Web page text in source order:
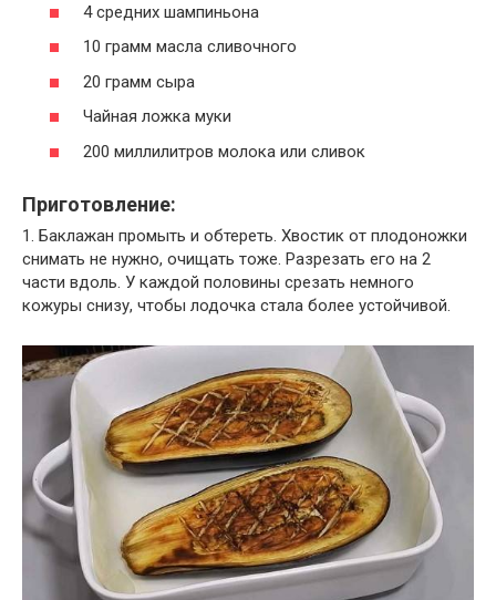
4 средних шампиньона
10 грамм масла сливочного
20 грамм сыра
Чайная ложка муки
200 миллилитров молока или сливок
Приготовление:
1. Баклажан промыть и обтереть. Хвостик от плодоножки
снимать не нужно, очищать тоже. Разрезать его на 2
части вдоль. У каждой половины срезать немного
кожуры снизу, чтобы лодочка стала более устойчивой.